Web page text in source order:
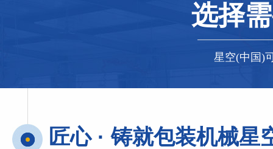
选择
星空(中国)
匠心 · 铸就包装机械星